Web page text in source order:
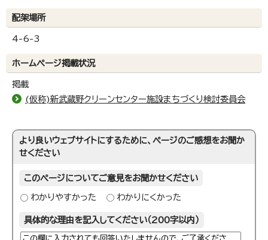
配架場所
4-6-3
ホームページ掲載状況
掲載
(仮称)新武蔵野クリーンセンター施設まちづくり検討委員会
より良いウェブサイトにするために、ページのご感想をお聞か
せください
このページについてご意見をお聞かせください
わかりやすかった わかりにくかった
具体的な理由を記入してください（200字以内）